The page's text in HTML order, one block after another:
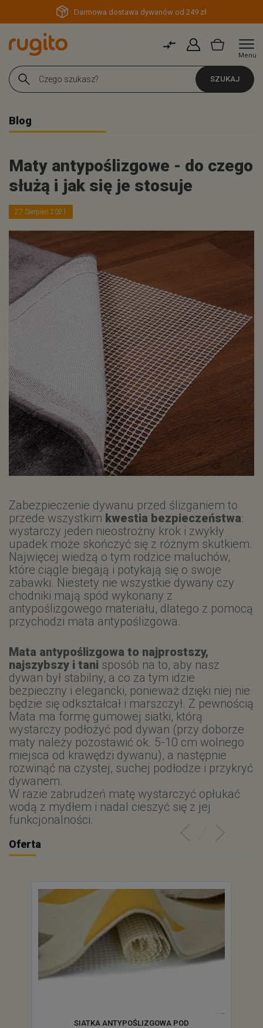
Darmowa dostawa dywanów od 249 zł
Menu
SZUKAJ
Blog
Maty antypoślizgowe - do czego
służą i jak się je stosuje
27 Sierpień 2021
Zabezpieczenie dywanu przed ślizganiem to
przede wszystkim kwestia bezpieczeństwa:
wystarczy jeden nieostrożny krok i zwykły
upadek może skończyć się z różnym skutkiem.
Najwięcej wiedzą o tym rodzice maluchów,
które ciągle biegają i potykają się o swoje
zabawki. Niestety nie wszystkie dywany czy
chodniki mają spód wykonany z
antypoślizgowego materiału, dlatego z pomocą
przychodzi mata antypoślizgowa.
Mata antypoślizgowa to najprostszy,
najszybszy i tani sposób na to, aby nasz
dywan był stabilny, a co za tym idzie
bezpieczny i elegancki, ponieważ dzięki niej nie
będzie się odkształcał i marszczył. Z pewnością
Mata ma formę gumowej siatki, którą
wystarczy podłożyć pod dywan (przy doborze
maty należy pozostawić ok. 5-10 cm wolnego
miejsca od krawędzi dywanu), a następnie
rozwinąć na czystej, suchej podłodze i przykryć
dywanem.
W razie zabrudzeń matę wystarczyć opłukać
wodą z mydłem i nadal cieszyć się z jej
funkcjonalności.
Oferta
SIATKA ANTYPOŚLIZGOWA POD